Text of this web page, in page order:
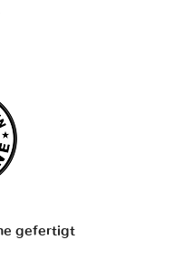
gefertigt